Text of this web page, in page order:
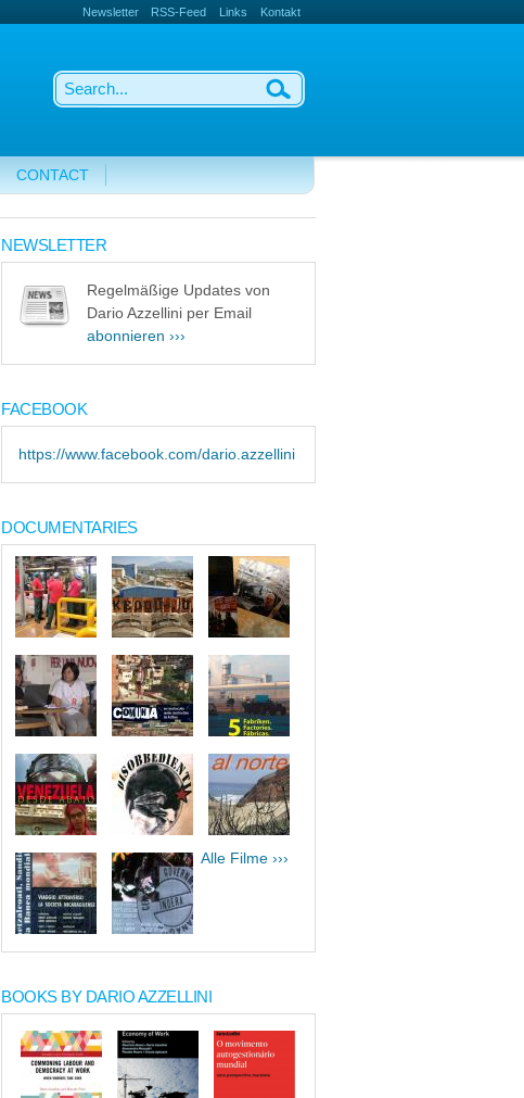
Newsletter RSS-Feed Links Kontakt
CONTACT
NEWSLETTER
Regelmäßige Updates von
Dario Azzellini per Email
abonnieren ›››
FACEBOOK
https://www.facebook.com/dario.azzellini
DOCUMENTARIES
Alle Filme ›››
BOOKS BY DARIO AZZELLINI